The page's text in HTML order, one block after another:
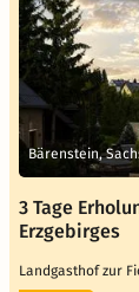
Bärenstein,
3 Tage
Erzgebirges
Landgasthof zur